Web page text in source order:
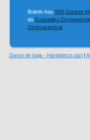
Buletin hau SIIS Gizarte
du Euskadiko
Zentroarentzat
Darse de baja - Harpidetza utzi |